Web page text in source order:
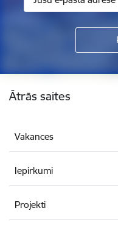
Ātrās saites
Vakances
Iepirkumi
Projekti